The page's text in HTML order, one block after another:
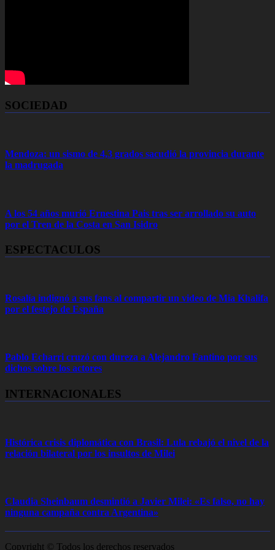
SOCIEDAD
Mendoza: un sismo de 4,3 grados sacudió la provincia durante
la madrugada
A los 54 años murió Ernestina Pais tras ser arrollado su auto
por el Tren de la Costa en San Isidro
ESPECTACULOS
Rosalía indignó a sus fans al compartir un video de Mia Khalifa
por el festejo de España
Pablo Echarri cruzó con dureza a Alejandro Fantino por sus
dichos sobre los actores
INTERNACIONALES
Histórica crisis diplomática con Brasil: Lula rebajó el nivel de la
relación bilateral por los insultos de Milei
Claudia Sheinbaum desmintió a Javier Milei: «Es falso, no hay
ninguna campaña contra Argentina»
Copyright © Todos los derechos reservados